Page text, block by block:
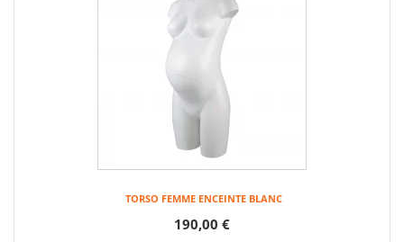
TORSO FEMME ENCEINTE BLANC
190,00 €